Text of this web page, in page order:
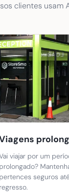
clientes usam
viajar por um
prolongado?
pertences seguros
regresso.